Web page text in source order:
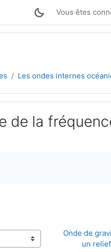
Vous êtes
Les ondes internes
de la
Onde de
un